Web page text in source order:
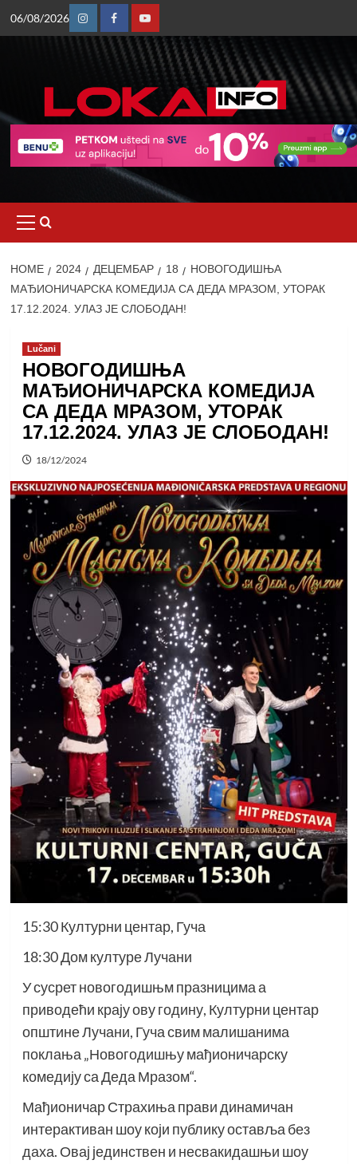
06/08/2026
InstagramFacebookYoutube
Menu
HOME 2024 ДЕЦЕМБАР 18
НОВОГОДИШЊА
МАЂИОНИЧАРСКА КОМЕДИЈА СА ДЕДА МРАЗОМ, УТОРАК
17.12.2024. УЛАЗ ЈЕ СЛОБОДАН!
Lučani
НОВОГОДИШЊА
МАЂИОНИЧАРСКА КОМЕДИЈА
СА ДЕДА МРАЗОМ, УТОРАК
17.12.2024. УЛАЗ ЈЕ СЛОБОДАН!
18/12/2024
15:30 Културни центар, Гуча
18:30 Дом културе Лучани
Усусрет новогодишњм празницима а
приводећи крају ову годину, Културни центар
општине Лучани, Гуча свим малишанима
поклања „Новогодишњу мађионичарску
комедију са Деда Мразом“.
Мађионичар Страхиња прави динамичан
интерактиван шоу који публику оставља без
даха. Овај јединствен и несвакидашњи шоу